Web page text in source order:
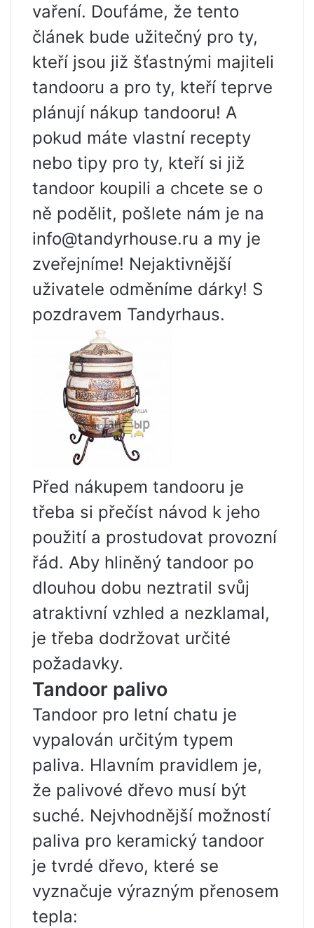
vaření. Doufáme, že tento
článek bude užitečný pro ty,
kteří jsou již šťastnými majiteli
tandooru a pro ty, kteří teprve
plánují nákup tandooru! A
pokud máte vlastní recepty
nebo tipy pro ty, kteří si již
tandoor koupili a chcete se o
ně podělit, pošlete nám je na
info@tandyrhouse.ru a my je
zveřejníme! Nejaktivnější
uživatele odměníme dárky! S
pozdravem Tandyrhaus.
Před nákupem tandooru je
třeba si přečíst návod k jeho
použití a prostudovat provozní
řád. Aby hliněný tandoor po
dlouhou dobu neztratil svůj
atraktivní vzhled a nezklamal,
je třeba dodržovat určité
požadavky.
Tandoor palivo
Tandoor pro letní chatu je
vypalován určitým typem
paliva. Hlavním pravidlem je,
že palivové dřevo musí být
suché. Nejvhodnější možností
paliva pro keramický tandoor
je tvrdé dřevo, které se
vyznačuje výrazným přenosem
tepla: